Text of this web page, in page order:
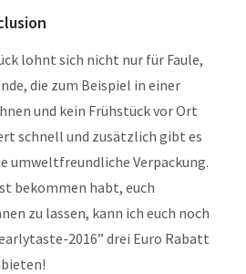
lohnt sich nicht nur für Faule,
die zum Beispiel in einer
und kein Frühstück vor Ort
schnell und zusätzlich gibt es
umweltfreundliche Verpackung.
bekommen habt, euch
zu lassen, kann ich euch noch
2016” drei Euro Rabatt